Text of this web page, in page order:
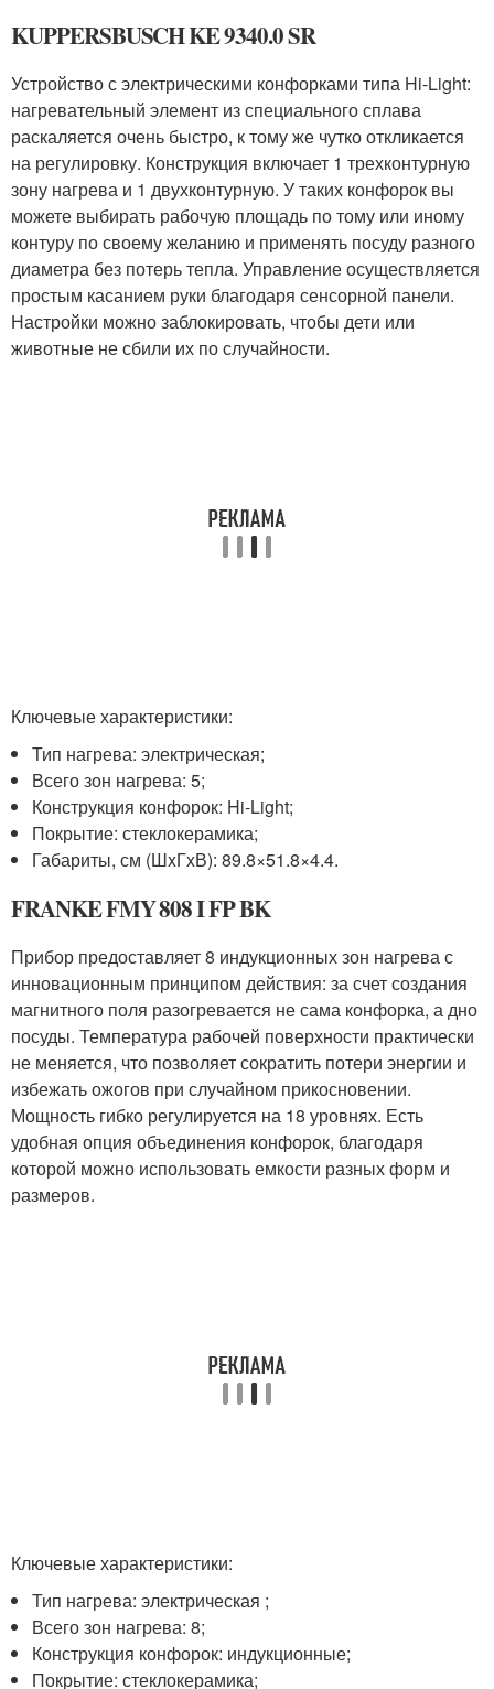
KUPPERSBUSCH KE 9340.0 SR
Устройство с электрическими конфорками типа Hi-Light:
нагревательный элемент из специального сплава
раскаляется очень быстро, к тому же чутко откликается
на регулировку. Конструкция включает 1 трехконтурную
зону нагрева и 1 двухконтурную. У таких конфорок вы
можете выбирать рабочую площадь по тому или иному
контуру по своему желанию и применять посуду разного
диаметра без потерь тепла. Управление осуществляется
простым касанием руки благодаря сенсорной панели.
Настройки можно заблокировать, чтобы дети или
животные не сбили их по случайности.
Ключевые характеристики:
Тип нагрева: электрическая;
Всего зон нагрева: 5;
Конструкция конфорок: Hi-Light;
Покрытие: стеклокерамика;
Габариты, см (ШxГxВ): 89.8×51.8×4.4.
FRANKE FMY 808 I FP BK
Прибор предоставляет 8 индукционных зон нагрева с
инновационным принципом действия: за счет создания
магнитного поля разогревается не сама конфорка, а дно
посуды. Температура рабочей поверхности практически
не меняется, что позволяет сократить потери энергии и
избежать ожогов при случайном прикосновении.
Мощность гибко регулируется на 18 уровнях. Есть
удобная опция объединения конфорок, благодаря
которой можно использовать емкости разных форм и
размеров.
Ключевые характеристики:
Тип нагрева: электрическая ;
Всего зон нагрева: 8;
Конструкция конфорок: индукционные;
Покрытие: стеклокерамика;